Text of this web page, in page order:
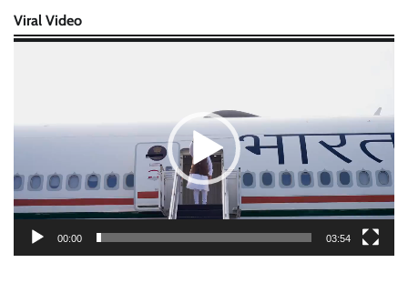
Viral Video
00:00 03:54